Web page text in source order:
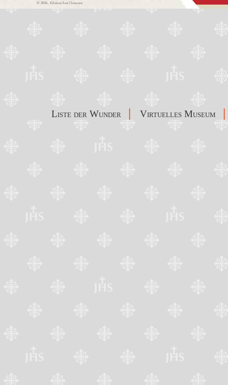
Liste der Wunder Virtuelles Museum